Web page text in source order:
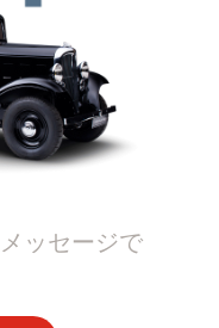
ッセージで